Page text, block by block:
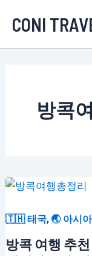
CONI
방콕
🇹🇭 태국, 🌏 아시아
방콕 여행 추